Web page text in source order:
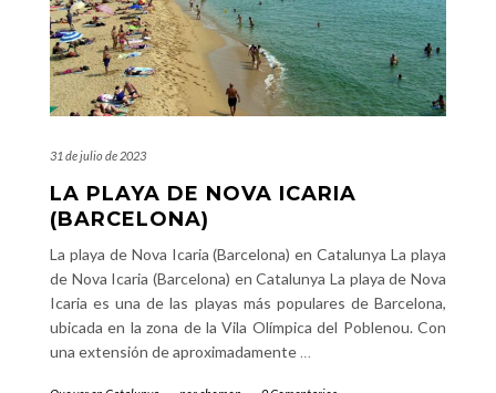
31 de julio de 2023
LA PLAYA DE NOVA ICARIA
(BARCELONA)
La playa de Nova Icaria (Barcelona) en Catalunya La playa
de Nova Icaria (Barcelona) en Catalunya La playa de Nova
Icaria es una de las playas más populares de Barcelona,
ubicada en la zona de la Vila Olímpica del Poblenou. Con
una extensión de aproximadamente …